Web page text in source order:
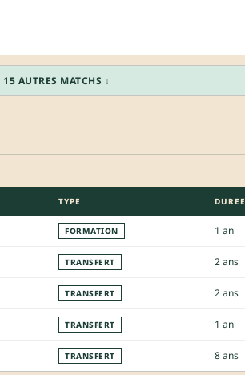
AUTRES MATCHS ↓
TYPE DUREE
FORMATION 1 an
TRANSFERT 2 ans
TRANSFERT 2 ans
TRANSFERT 1 an
TRANSFERT 8 ans